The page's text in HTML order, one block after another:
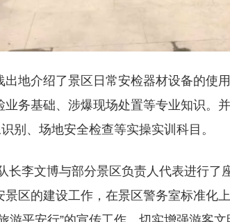
出地介绍了景区日常安检器材设备的使
业务基础、涉爆现场处置等专业知识。
别、场地安全检查等实操实训科目。
长李文博与部分景区负责人代表进行了
景区的建设工作，在景区警务室标准化